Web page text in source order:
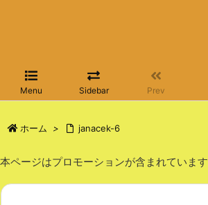
Menu Sidebar Prev
ホーム > janacek-6
本ページはプロモーションが含まれています